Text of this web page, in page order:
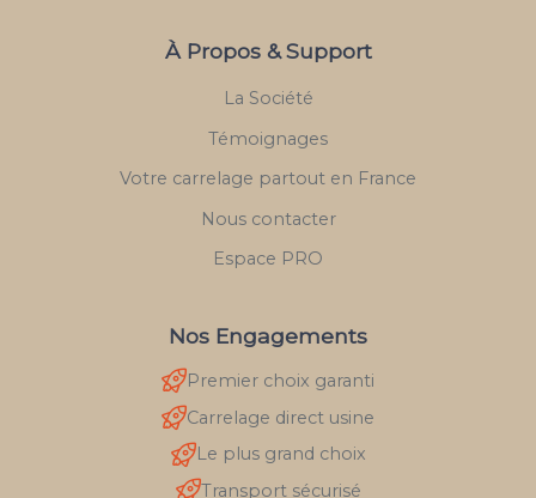
À Propos & Support
La Société
Témoignages
Votre carrelage partout en France
Nous contacter
Espace PRO
Nos Engagements
Premier choix garanti
Carrelage direct usine
Le plus grand choix
Transport sécurisé